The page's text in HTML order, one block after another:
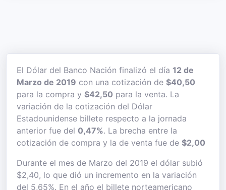
El Dólar del Banco Nación finalizó el día 12 de
Marzo de 2019 con una cotización de $40,50
para la compra y $42,50 para la venta. La
variación de la cotización del Dólar
Estadounidense billete respecto a la jornada
anterior fue del 0,47%. La brecha entre la
cotización de compra y la de venta fue de $2,00
Durante el mes de Marzo del 2019 el dólar subió
$2,40, lo que dió un incremento en la variación
del 5,65%. En el año el billete norteamericano